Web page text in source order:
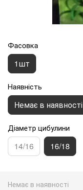
Фасовка
1шт
Наявність
Немає в наявності
Діаметр цибулини
14/16 16/18
Немає в наявності